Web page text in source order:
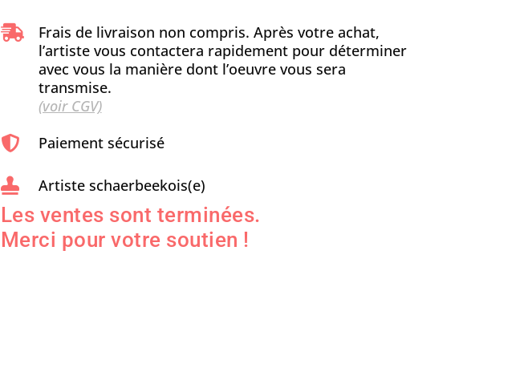

Frais de livraison non compris. Après votre achat,
l’artiste vous contactera rapidement pour déterminer
avec vous la manière dont l’oeuvre vous sera
transmise.
(voir CGV)
 Paiement sécurisé
 Artiste schaerbeekois(e)
Les ventes sont terminées.
Merci pour votre soutien !